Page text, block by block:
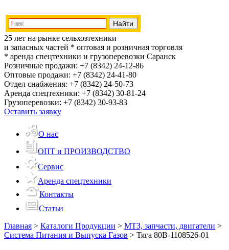
25 лет на рынке сельхозтехники
и запасных частей * оптовая и розничная торговля
* аренда спецтехники и грузоперевозки Саранск
Розничные продажи: +7 (8342) 24-12-86
Оптовые продажи: +7 (8342) 24-41-80
Отдел снабжения: +7 (8342) 24-50-73
Аренда спецтехники: +7 (8342) 30-81-24
Грузоперевозки: +7 (8342) 30-93-83
Оставить заявку
О нас
ОПТ и ПРОИЗВОДСТВО
Сервис
Аренда спецтехники
Контакты
Статьи
Главная > Каталоги Продукции > МТЗ, запчасти, двигатели >
Система Питания и Выпуска Газов > Тяга 80В-1108526-01